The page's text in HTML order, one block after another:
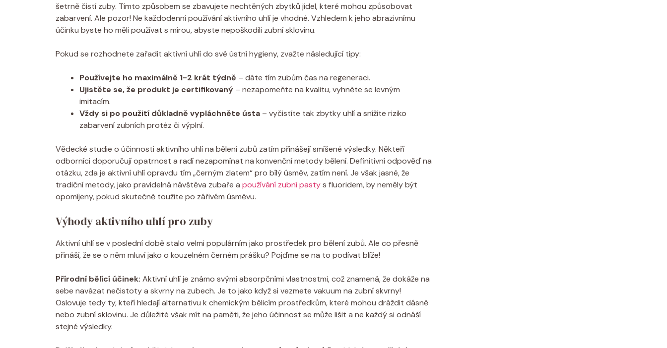
šetrně čistí zuby. Tímto způsobem se zbavujete nechtěných zbytků jídel, které mohou způsobovat
zabarvení. Ale pozor! Ne každodenní používání aktivního uhlí je vhodné. Vzhledem k jeho abrazivnímu
účinku byste ho měli používat s mírou, abyste nepoškodili zubní sklovinu.
Pokud se rozhodnete zařadit aktivní uhlí do své ústní hygieny, zvažte následující tipy:
Používejte ho maximálně 1-2 krát týdně – dáte tím zubům čas na regeneraci.
Ujistěte se, že produkt je certifikovaný – nezapomeňte na kvalitu, vyhněte se levným
imitacím.
Vždy si po použití důkladně vypláchněte ústa – vyčistíte tak zbytky uhlí a snížíte riziko
zabarvení zubních protéz či výplní.
Vědecké studie o účinnosti aktivního uhlí na bělení zubů zatím přinášejí smíšené výsledky. Někteří
odborníci doporučují opatrnost a radí nezapomínat na konvenční metody bělení. Definitivní odpověď na
otázku, zda je aktivní uhlí opravdu tím „černým zlatem“ pro bílý úsměv, zatím není. Je však jasné, že
tradiční metody, jako pravidelná návštěva zubaře a používání zubní pastys fluoridem, by neměly být
opomíjeny, pokud skutečně toužíte po zářivém úsměvu.
Výhody aktivního uhlí pro zuby
Aktivní uhlí se v poslední době stalo velmi populárním jako prostředek pro bělení zubů. Ale co přesně
přináší, že se o něm mluví jako o kouzelném černém prášku? Pojďme se na to podívat blíže!
Přírodní bělící účinek: Aktivní uhlí je známo svými absorpčními vlastnostmi, což znamená, že dokáže na
sebe navázat nečistoty a skvrny na zubech. Je to jako když si vezmete vakuum na zubní skvrny!
Oslovuje tedy ty, kteří hledají alternativu k chemickým bělicím prostředkům, které mohou dráždit dásně
nebo zubní sklovinu. Je důležité však mít na paměti, že jeho účinnost se může lišit a ne každý si odnáší
stejné výsledky.